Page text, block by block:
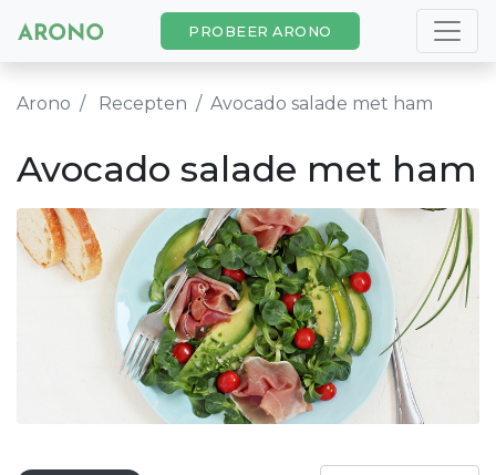
PROBEER ARONO
Arono Recepten Avocado salade met ham
Avocado salade met ham